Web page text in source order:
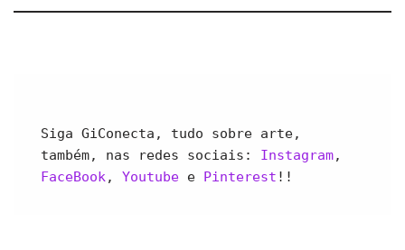
Siga GiConecta, tudo sobre arte,
também, nas redes sociais: Instagram
FaceBook, Youtube e Pinterest !!